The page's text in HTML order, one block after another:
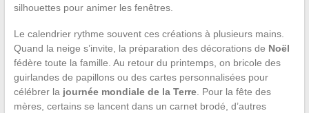
silhouettes pour animer les fenêtres.
Le calendrier rythme souvent ces créations à plusieurs mains.
Quand la neige s’invite, la préparation des décorations de Noël
fédère toute la famille. Au retour du printemps, on bricole des
guirlandes de papillons ou des cartes personnalisées pour
célébrer la journée mondiale de la Terre. Pour la fête des
mères, certains se lancent dans un carnet brodé, d’autres